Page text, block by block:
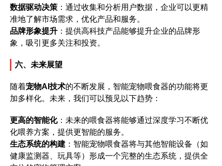
数据驱动决策 ：通过收集和分析用户数据，企业可以更精
准地了解市场需求，优化产品和服务。
品牌形象提升 ：提供高科技产品能够提升企业的品牌形
象，吸引更多关注和投资。
六、未来展望
随着宠物AI技术的不断发展，智能宠物喂食器的功能将更
加多样化。未来，我们可以预见以下趋势：
更高的智能化：未来的喂食器将能够通过深度学习不断优
化喂养方案，提供更智能的服务。
生态系统的构建 ：智能宠物喂食器将与其他智能设备（如
健康监测器、玩具等）形成一个完整的生态系统，提供全